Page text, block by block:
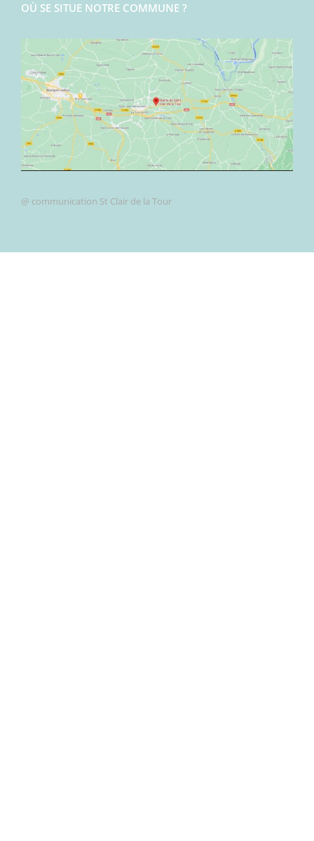
OÙ SE SITUE NOTRE COMMUNE ?
@ communication St Clair de la Tour